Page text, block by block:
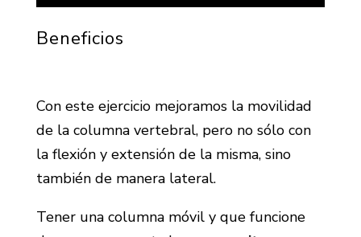
Beneficios
Con este ejercicio mejoramos la movilidad
de la columna vertebral, pero no sólo con
la flexión y extensión de la misma, sino
también de manera lateral.
Tener una columna móvil y que funcione